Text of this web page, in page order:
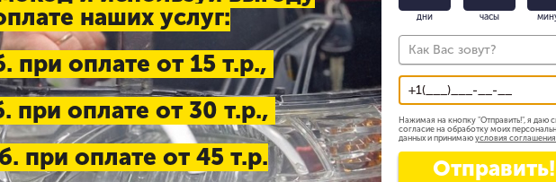
оптом и в розницу
помогают.....
наших услуг:
при оплате от 15 т.р.,
при оплате от 30 т.р.,
при оплате от 45 т.р.
дни часы
Нажимая на кнопку "Отправить!", я даю
согласие на обработку моих
данных и принимаю условия соглашения
Отправить!